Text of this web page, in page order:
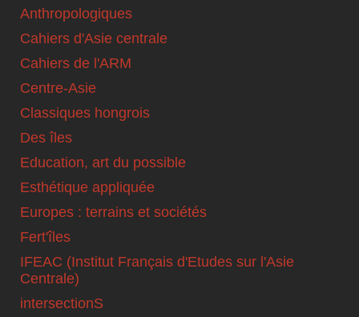
Anthropologiques
Cahiers d'Asie centrale
Cahiers de l'ARM
Centre-Asie
Classiques hongrois
Des îles
Education, art du possible
Esthétique appliquée
Europes : terrains et sociétés
Fert'îles
IFEAC (Institut Français d'Etudes sur l'Asie
Centrale)
intersectionS